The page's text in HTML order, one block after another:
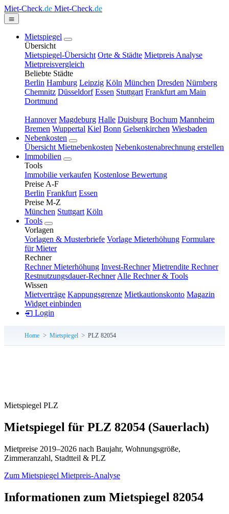
Miet-Check.de Miet-Check.de
Mietspiegel
Übersicht
Mietspiegel-Übersicht Orte & Städte Mietpreis Analyse
Mietpreisvergleich
Beliebte Städte
Berlin Hamburg Leipzig Köln München Dresden Nürnberg
Chemnitz Düsseldorf Essen Stuttgart Frankfurt am Main
Dortmund
Hannover Magdeburg Halle Duisburg Bochum Mannheim
Bremen Wuppertal Kiel Bonn Gelsenkirchen Wiesbaden
Nebenkosten
Übersicht Mietnebenkosten Nebenkostenabrechnung erstellen
Immobilien
Tools
Immobilie verkaufen Kostenlose Bewertung
Preise A-F
Berlin Frankfurt Essen
Preise M-Z
München Stuttgart Köln
Tools
Vorlagen
Vorlagen & Musterbriefe Vorlage Mieterhöhung Formulare
für Mieter
Rechner
Rechner Mieterhöhung Invest-Rechner Mietrendite Rechner
Restnutzungsdauer-Rechner Alle Rechner & Tools
Wissen
Mietverträge Kappungsgrenze Mietkautionskonto Magazin
Widget einbinden
Login
Home Mietspiegel PLZ 82054
Mietspiegel PLZ
Mietspiegel für PLZ 82054 (Sauerlach)
Mietpreise 2019–2026 nach Baujahr, Wohnungsgröße,
Zimmeranzahl, Stadtteil & PLZ
Zum Mietspiegel Mietpreis-Analyse
Informationen zum Mietspiegel 82054